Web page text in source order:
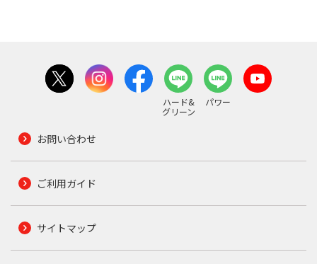
ハード&
グリーン
パワー
お問い合わせ
ご利用ガイド
サイトマップ